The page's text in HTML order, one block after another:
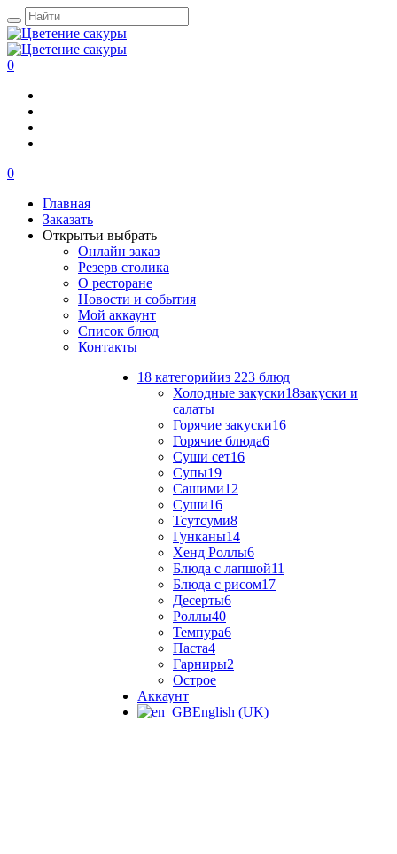
0
0
Главная
Заказать
Открытьи выбрать
Онлайн заказ
Резерв столика
О ресторане
Новости и события
Мой аккаунт
Список блюд
Контакты
18 категорийиз 223 блюд
Холодные закуски18закуски и
салаты
Горячие закуски16
Горячие блюда6
Суши сет16
Супы19
Сашими12
Суши16
Тсутсуми8
Гунканы14
Хенд Роллы6
Блюда с лапшой11
Блюда с рисом17
Десерты6
Роллы40
Темпура6
Паста4
Гарниры2
Острое
Аккаунт
English (UK)